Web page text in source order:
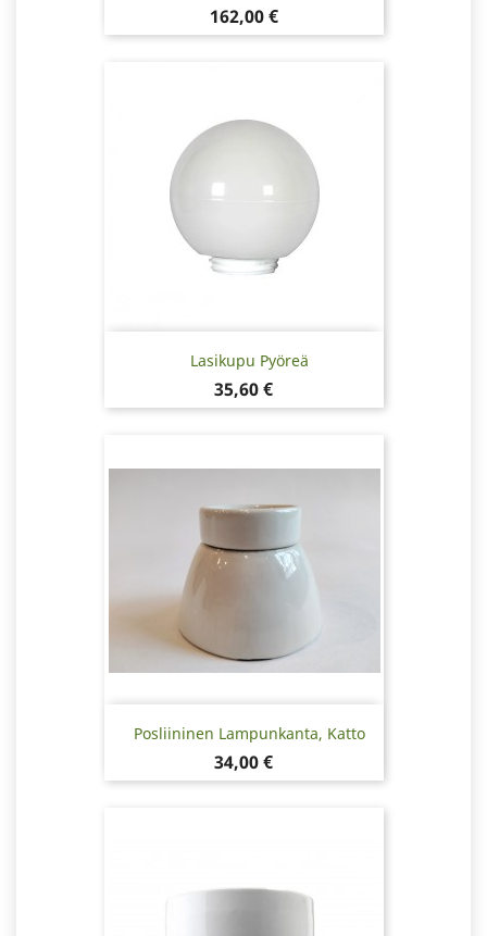
Hinta
162,00 €
Lasikupu Pyöreä
Hinta
35,60 €
Posliininen Lampunkanta, Katto
Hinta
34,00 €